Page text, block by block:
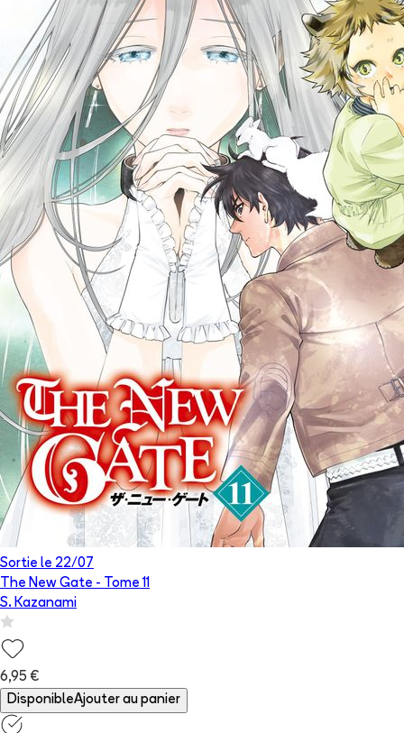
Sortie le 22/07
The New Gate - Tome 11
S. Kazanami
6,95 €
DisponibleAjouter au panier